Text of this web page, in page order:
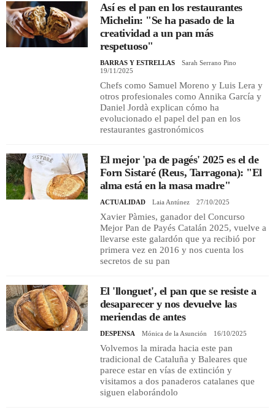
Así es el pan en los restaurantes
Michelin: "Se ha pasado de la
creatividad a un pan más
respetuoso"
BARRAS Y ESTRELLAS
Sarah Serrano Pino
19/11/2025
Chefs como Samuel Moreno y Luis Lera y
otros profesionales como Annika García y
Daniel Jordà explican cómo ha
evolucionado el papel del pan en los
restaurantes gastronómicos
El mejor 'pa de pagés' 2025 es el de
Forn Sistaré (Reus, Tarragona): "El
alma está en la masa madre"
ACTUALIDAD Laia Antúnez 27/10/2025
Xavier Pàmies, ganador del Concurso
Mejor Pan de Payés Catalán 2025, vuelve a
llevarse este galardón que ya recibió por
primera vez en 2016 y nos cuenta los
secretos de su pan
El 'llonguet', el pan que se resiste a
desaparecer y nos devuelve las
meriendas de antes
DESPENSA Mónica de la Asunción 16/10/2025
Volvemos la mirada hacia este pan
tradicional de Cataluña y Baleares que
parece estar en vías de extinción y
visitamos a dos panaderos catalanes que
siguen elaborándolo